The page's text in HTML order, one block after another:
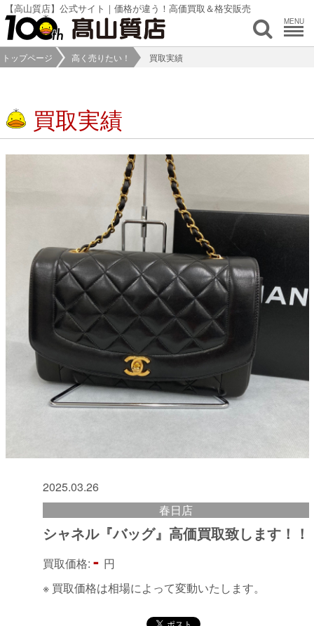
【高山質店】公式サイト｜価格が違う！高価買取＆格安販売
MENU
トップページ 高く売りたい！ 買取実績
買取実績
2025.03.26
春日店
シャネル『バッグ』高価買取致します！！
買取価格: - 円
※ 買取価格は相場によって変動いたします。